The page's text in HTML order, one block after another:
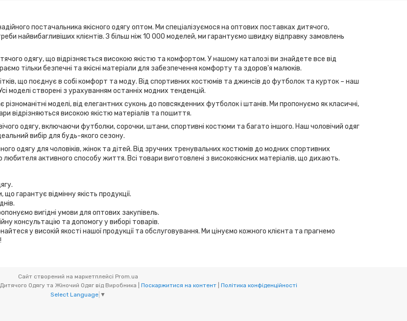
постачальника якісного одягу оптом. Ми спеціалізуємося на оптових поставках дитячого,
найвибагливіших клієнтів. З більш ніж 10 000 моделей, ми гарантуємо швидку відправку замовлень
одягу, що відрізняється високою якістю та комфортом. У нашому каталозі ви знайдете все від
тільки безпечні та якісні матеріали для забезпечення комфорту та здоров'я малюків.
що поєднує в собі комфорт та моду. Від спортивних костюмів та джинсів до футболок та курток – наш
моделі створені з урахуванням останніх модних тенденцій.
моделі, від елегантних суконь до повсякденних футболок і штанів. Ми пропонуємо як класичні,
відрізняються високою якістю матеріалів та пошиття.
одягу, включаючи футболки, сорочки, штани, спортивні костюми та багато іншого. Наш чоловічий одяг
вибір для будь-якого сезону.
одягу для чоловіків, жінок та дітей. Від зручних тренувальних костюмів до модних спортивних
активного способу життя. Всі товари виготовлені з високоякісних матеріалів, що дихають.
гарантує відмінну якість продукції.
вигідні умови для оптових закупівель.
консультацію та допомогу у виборі товарів.
у високій якості нашої продукції та обслуговування. Ми цінуємо кожного клієнта та прагнемо
Сайт створений на маркетплейсі Prom.ua
Поскаржитися на контент
Політика конфіденційності
Select Language ▼